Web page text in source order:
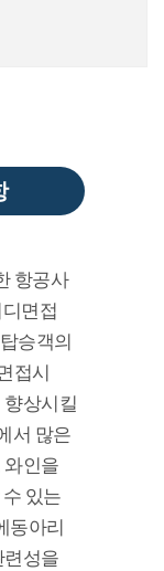
항공사
면접
승객의
접시
상시킬
서 많은
와인을
있는
동아리
련성을